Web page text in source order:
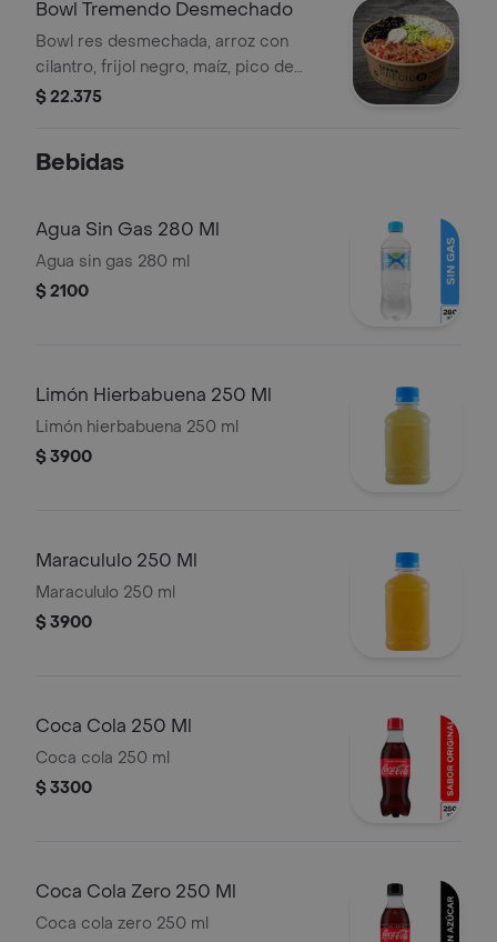
Bowl Tremendo Desmechado
Bowl res desmechada, arroz con
cilantro, frijol negro, maíz, pico de
gallo, sour cream y guacamole. sin
$ 22.375
Bebidas
Agua Sin Gas 280 Ml
Agua sin gas 280 ml
$ 2100
Limón Hierbabuena 250 Ml
Limón hierbabuena 250 ml
$ 3900
Maracululo 250 Ml
Maracululo 250 ml
$ 3900
Coca Cola 250 Ml
Coca cola 250 ml
$ 3300
Coca Cola Zero 250 Ml
Coca cola zero 250 ml